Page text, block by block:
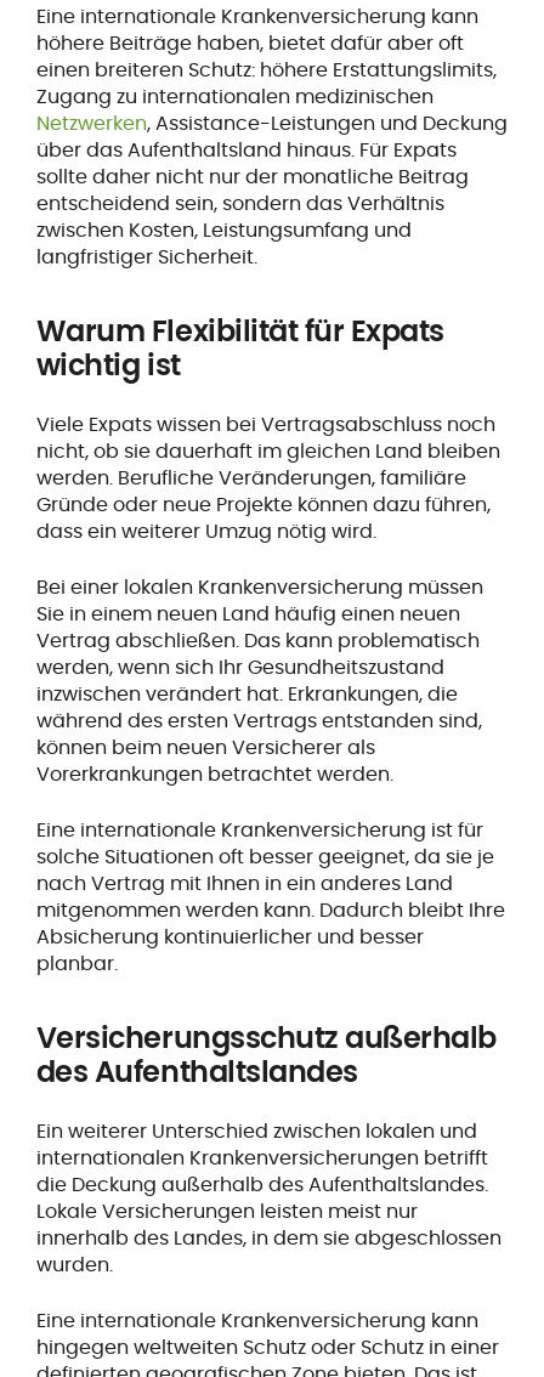
Eine internationale Krankenversicherung kann
höhere Beiträge haben, bietet dafür aber oft
einen breiteren Schutz: höhere Erstattungslimits,
Zugang zu internationalen medizinischen
Netzwerken, Assistance-Leistungen und Deckung
über das Aufenthaltsland hinaus. Für Expats
sollte daher nicht nur der monatliche Beitrag
entscheidend sein, sondern das Verhältnis
zwischen Kosten, Leistungsumfang und
langfristiger Sicherheit.
Warum Flexibilität für Expats
wichtig ist
Viele Expats wissen bei Vertragsabschluss noch
nicht, ob sie dauerhaft im gleichen Land bleiben
werden. Berufliche Veränderungen, familiäre
Gründe oder neue Projekte können dazu führen,
dass ein weiterer Umzug nötig wird.
Bei einer lokalen Krankenversicherung müssen
Sie in einem neuen Land häufig einen neuen
Vertrag abschließen. Das kann problematisch
werden, wenn sich Ihr Gesundheitszustand
inzwischen verändert hat. Erkrankungen, die
während des ersten Vertrags entstanden sind,
können beim neuen Versicherer als
Vorerkrankungen betrachtet werden.
Eine internationale Krankenversicherung ist für
solche Situationen oft besser geeignet, da sie je
nach Vertrag mit Ihnen in ein anderes Land
mitgenommen werden kann. Dadurch bleibt Ihre
Absicherung kontinuierlicher und besser
planbar.
Versicherungsschutz außerhalb
des Aufenthaltslandes
Ein weiterer Unterschied zwischen lokalen und
internationalen Krankenversicherungen betrifft
die Deckung außerhalb des Aufenthaltslandes.
Lokale Versicherungen leisten meist nur
innerhalb des Landes, in dem sie abgeschlossen
wurden.
Eine internationale Krankenversicherung kann
hingegen weltweiten Schutz oder Schutz in einer